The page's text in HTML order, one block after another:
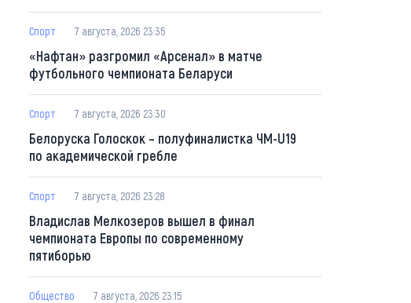
Спорт 7 августа, 2026 23:35
«Нафтан» разгромил «Арсенал» в матче
футбольного чемпионата Беларуси
Спорт 7 августа, 2026 23:30
Белоруска Голоскок – полуфиналистка ЧМ-U19
по академической гребле
Спорт 7 августа, 2026 23:28
Владислав Мелкозеров вышел в финал
чемпионата Европы по современному
пятиборью
Общество 7 августа, 2026 23:15